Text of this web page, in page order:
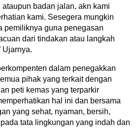
badan jalan, akn kami
kami. Sesegera mungkin
pemiliknya guna penegasan
dari tindakan atau langkah
Ujarnya.
dalam penegakkan
pihak yang terkait dengan
peti kemas yang terparkir
hal ini dan bersama
yang sehat, nyaman, bersih,
tata lingkungan yang indah dan